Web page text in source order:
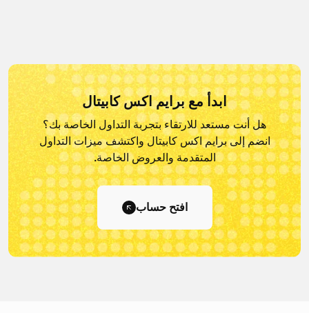
ابدأ مع برايم اكس كابيتال
هل أنت مستعد للارتقاء بتجربة التداول الخاصة بك؟
انضم إلى برايم اكس كابيتال واكتشف ميزات التداول
المتقدمة والعروض الخاصة.
افتح حساب